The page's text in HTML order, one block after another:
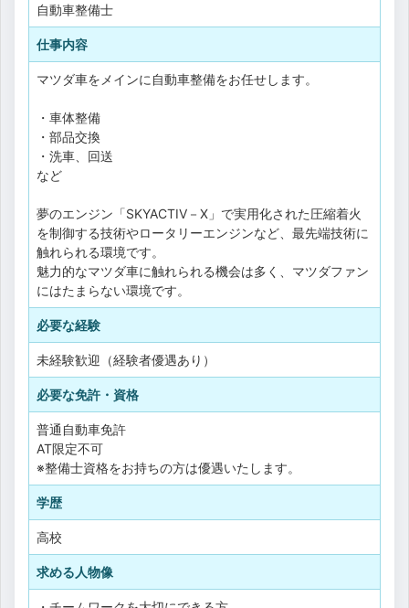
自動車整備士
仕事内容
マツダ車をメインに自動車整備をお任せします。
・車体整備
・部品交換
・洗車、回送
など
夢のエンジン「SKYACTIV－X」で実用化された圧縮着火
を制御する技術やロータリーエンジンなど、最先端技術に
触れられる環境です。
魅力的なマツダ車に触れられる機会は多く、マツダファン
にはたまらない環境です。
必要な経験
未経験歓迎（経験者優遇あり）
必要な免許・資格
普通自動車免許
AT限定不可
※整備士資格をお持ちの方は優遇いたします。
学歴
高校
求める人物像